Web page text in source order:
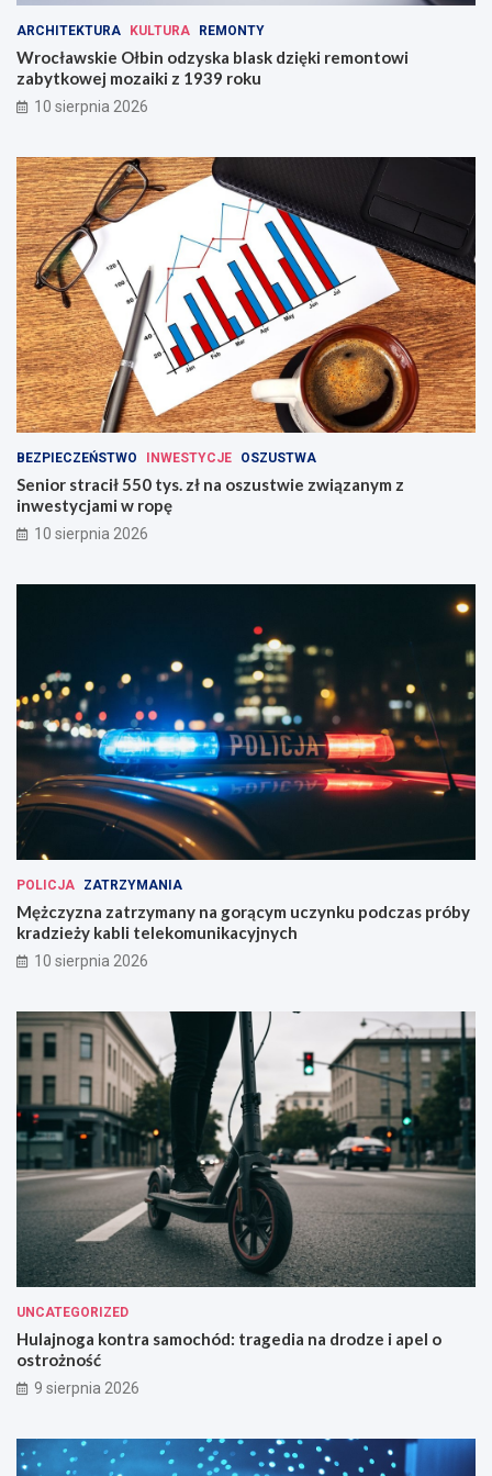
ARCHITEKTURA KULTURA REMONTY
Wrocławskie Ołbin odzyska blask dzięki remontowi
zabytkowej mozaiki z 1939 roku
10 sierpnia 2026
BEZPIECZEŃSTWO INWESTYCJE OSZUSTWA
Senior stracił 550 tys. zł na oszustwie związanym z
inwestycjami w ropę
10 sierpnia 2026
POLICJA ZATRZYMANIA
Mężczyzna zatrzymany na gorącym uczynku podczas próby
kradzieży kabli telekomunikacyjnych
10 sierpnia 2026
UNCATEGORIZED
Hulajnoga kontra samochód: tragedia na drodze i apel o
ostrożność
9 sierpnia 2026